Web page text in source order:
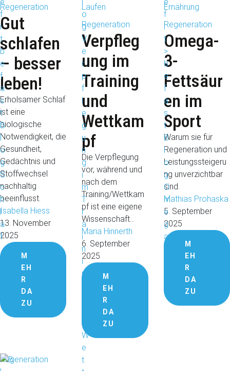
Regeneration
Gut
schlafen
– besser
leben!
Erholsamer Schlaf
ist eine
biologische
Notwendigkeit, die
Gesundheit,
Gedächtnis und
Stoffwechsel
nachhaltig
beeinflusst.
Isabella Hiess
13. November
2025
M
EH
R
DA
ZU
Laufen
Regeneration
Verpfleg
ung im
Training
und
Wettkam
pf
Die Verpflegung
vor, während und
nach dem
Training/Wettkam
pf ist eine eigene
Wissenschaft…
Maria Hinnerth
6. September
2025
M
EH
R
DA
ZU
Ernährung
Regeneration
Omega-
3-
Fettsäur
en im
Sport
Warum sie für
Regeneration und
Leistungssteigeru
ng unverzichtbar
sind.
Mathias Prohaska
5. September
2025
M
EH
R
DA
ZU
Regeneration